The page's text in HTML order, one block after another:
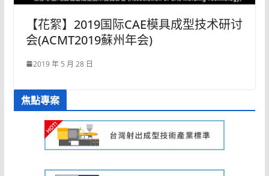
【花絮】2019国际CAE模具成型技术研讨
会(ACMT2019蘇州年会)
2019 年 5 月 28 日
焦點專案